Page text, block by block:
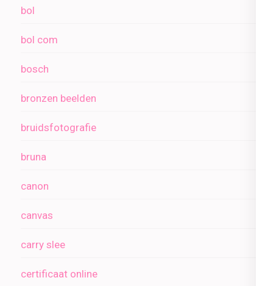
bol
bol com
bosch
bronzen beelden
bruidsfotografie
bruna
canon
canvas
carry slee
certificaat online